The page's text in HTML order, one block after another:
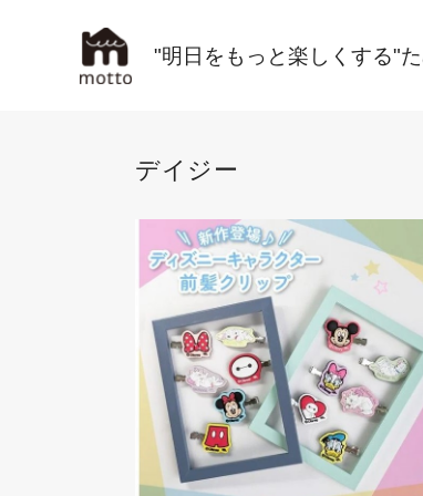
"明日をもっと楽しくする"
デイジー